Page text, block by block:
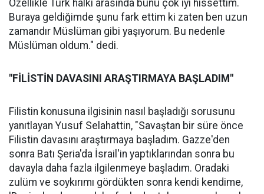
Özellikle Türk halkı arasında bunu çok iyi hissettim.
Buraya geldiğimde şunu fark ettim ki zaten ben uzun
zamandır Müslüman gibi yaşıyorum. Bu nedenle
Müslüman oldum." dedi.
"FİLİSTİN DAVASINI ARAŞTIRMAYA BAŞLADIM"
Filistin konusuna ilgisinin nasıl başladığı sorusunu
yanıtlayan Yusuf Selahattin, "Savaştan bir süre önce
Filistin davasını araştırmaya başladım. Gazze'den
sonra Batı Şeria'da İsrail'in yaptıklarından sonra bu
davayla daha fazla ilgilenmeye başladım. Oradaki
zulüm ve soykırımı gördükten sonra kendi kendime,